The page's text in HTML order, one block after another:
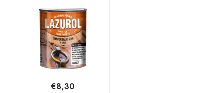
€8,30